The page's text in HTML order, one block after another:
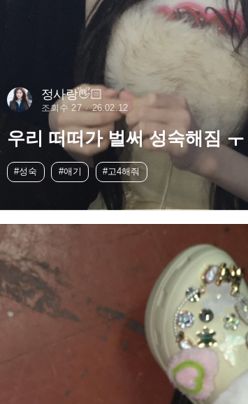
정사랑👋🏻
조회수 27 26.02.12
우리 떠떠가 벌써 성숙해짐 ㅜ
#성숙 #애기 #고4해줘